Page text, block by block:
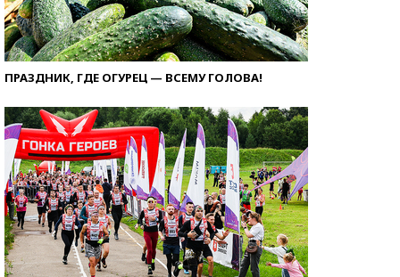
ПРАЗДНИК, ГДЕ ОГУРЕЦ — ВСЕМУ ГОЛОВА!